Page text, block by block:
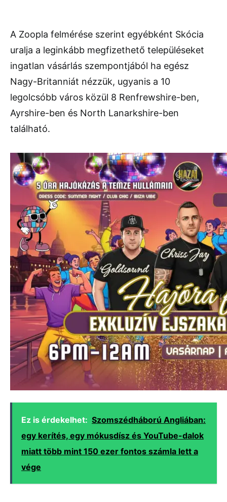
A Zoopla felmérése szerint egyébként Skócia
uralja a leginkább megfizethető településeket
ingatlan vásárlás szempontjából ha egész
Nagy-Britanniát nézzük, ugyanis a 10
legolcsóbb város közül 8 Renfrewshire-ben,
Ayrshire-ben és North Lanarkshire-ben
található.
Ez is érdekelhet: Szomszédháború Angliában:
egy kerítés, egy mókusdísz és YouTube-dalok
miatt több mint 150 ezer fontos számla lett a
vége